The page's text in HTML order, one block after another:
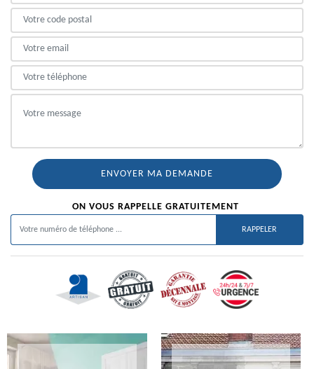
ON VOUS RAPPELLE GRATUITEMENT